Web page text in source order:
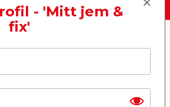
- 'Mitt jem &
fix'